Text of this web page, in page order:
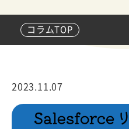
コラムTOP
2023.11.07